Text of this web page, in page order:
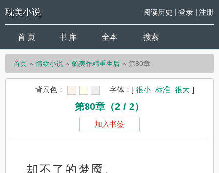
耽美小说 阅读历史 | 登录| 注册
首 页 书 库 全本 搜索
首页 情欲小说 貌美作精重生后 第80章
背景色： 字体： [ 很小 标准 很大 ]
第80章（2 / 2）
加入书签
却不了的梦魇。